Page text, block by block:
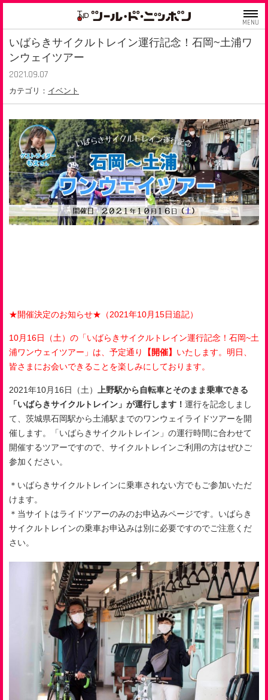
MENU
いばらきサイクルトレイン運行記念！石岡~土浦ワ
ンウェイツアー
2021.09.07
カテゴリ： イベント
★開催決定のお知らせ★（2021年10月15日追記）
10月16日（土）の「いばらきサイクルトレイン運行記念！石岡~土
浦ワンウェイツアー」は、予定通り
【開催】 いたします。明日、
皆さまにお会いできることを楽しみにしております。
2021年10月 16日（土）
上野駅から自転車とそのまま乗車できる
「いばらきサイクルトレイン」が運行します！ 運行を記念しまし
て、茨城県石岡駅から土浦駅までのワンウェイライドツアーを開
催します。「いばらきサイクルトレイン」の運行時間に合わせて
開催するツアーですので、サイクルトレインご利用の方はぜひご
参加ください。
＊いばらきサイクルトレインに乗車されない方でもご参加いただ
けます。
＊当サイトはライドツアーのみのお申込みページです。いばらき
サイクルトレインの乗車お申込みは別に必要ですのでご注意くだ
さい。